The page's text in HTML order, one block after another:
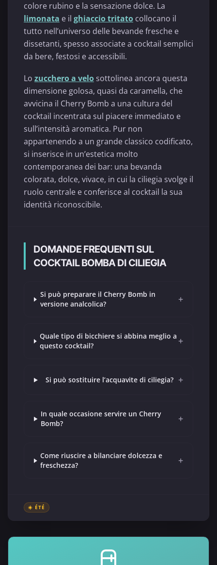
colore rubino e la sensazione dolce. La
limonata e il ghiaccio tritato collocano il
tutto nell’universo delle bevande fresche e
dissetanti, spesso associate a cocktail semplici
da bere, festosi e accessibili.
Lo zucchero a velo sottolinea ancora questa
dimensione golosa, quasi da caramella, che
avvicina il Cherry Bomb a una cultura del
cocktail incentrata sul piacere immediato e
sull’intensità aromatica. Pur non
appartenendo a un grande classico codificato,
si inserisce in un’estetica molto
contemporanea dei bar: una bevanda
colorata, dolce, vivace, in cui la ciliegia svolge il
ruolo centrale e conferisce al cocktail la sua
identità riconoscibile.
DOMANDE FREQUENTI SUL
COCKTAIL BOMBA DI CILIEGIA
Si può preparare il Cherry Bomb in
versione analcolica?
+
Quale tipo di bicchiere si abbina meglio a
questo cocktail?
+
Si può sostituire l’acquavite di ciliegia? +
In quale occasione servire un Cherry
Bomb?
+
Come riuscire a bilanciare dolcezza e
freschezza?
+
☀️ ÉTÉ